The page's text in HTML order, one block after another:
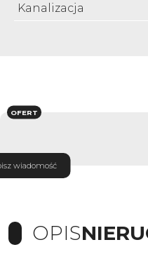
Kanalizacja
wiadomość
OFERT
OPIS